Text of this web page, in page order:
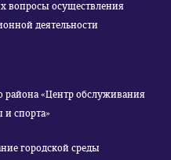
вопросы осуществления
деятельности
«Центр обслуживания
и спорта»
городской среды